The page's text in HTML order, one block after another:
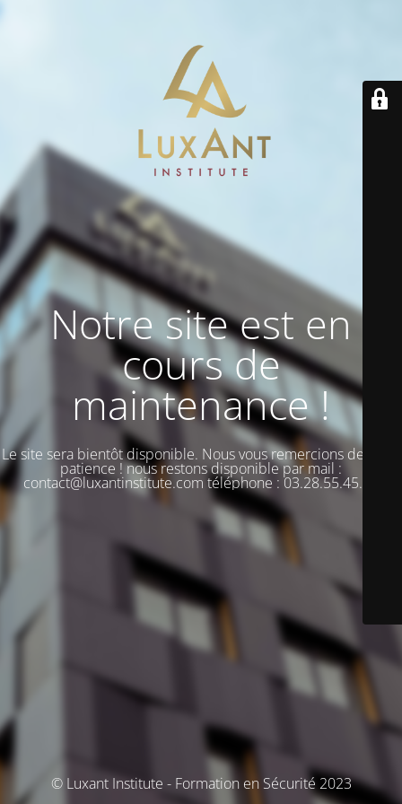
Notre site est en
cours de
maintenance !
Le site sera bientôt disponible. Nous vous remercions de votre
patience ! nous restons disponible par mail :
contact@luxantinstitute.com téléphone : 03.28.55.45.00
© Luxant Institute - Formation en Sécurité 2023